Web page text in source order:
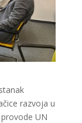
razvoja u
UN